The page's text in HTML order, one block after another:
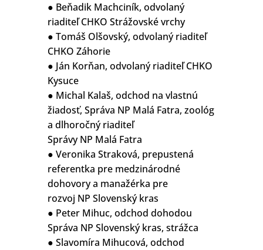
● Beňadik Machciník, odvolaný
riaditeľ CHKO Strážovské vrchy
● Tomáš Olšovský, odvolaný riaditeľ
CHKO Záhorie
● Ján Korňan, odvolaný riaditeľ CHKO
Kysuce
● Michal Kalaš, odchod na vlastnú
žiadosť, Správa NP Malá Fatra, zoológ
a dlhoročný riaditeľ
Správy NP Malá Fatra
● Veronika Straková, prepustená
referentka pre medzinárodné
dohovory a manažérka pre
rozvoj NP Slovenský kras
● Peter Mihuc, odchod dohodou
Správa NP Slovenský kras, strážca
● Slavomíra Mihucová, odchod